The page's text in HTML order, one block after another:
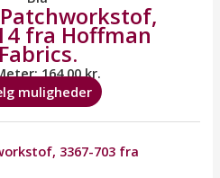
fra Hoffman
Fabrics.
164,00kr.
muligheder
varianter.
Mulighederne
på
vare